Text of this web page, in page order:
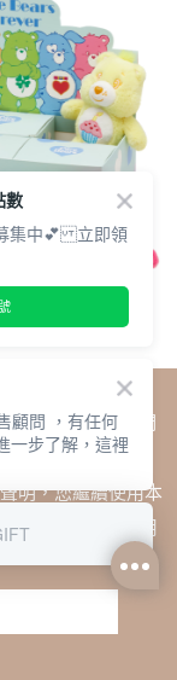
飾鑰匙圈一中盒
中放置並取用我們
電腦的Cookie設
明，您繼續使用本
之Cookie聲明使用
數
集中💕 立即領
顧問 ，有任何
一步了解，這裡